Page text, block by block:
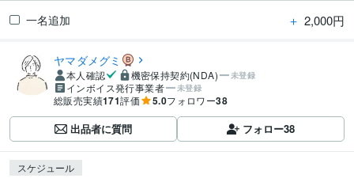
一名追加 ＋ 2,000円
ヤマダメグミ
本人確認 機密保持契約(NDA) 未登録
インボイス発行事業者 未登録
総販売実績171評価 5.0フォロワー38
出品者に質問 フォロー38
スケジュール